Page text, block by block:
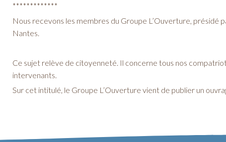
*************
Nous recevons les membres du Groupe L’Ouverture,
Nantes.
Ce sujet relève de citoyenneté. Il concerne tous nos
intervenants.
Sur cet intitulé, le Groupe L’Ouverture vient de publier un